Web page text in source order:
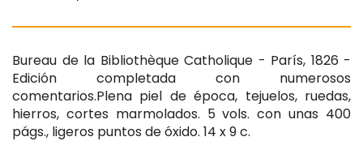
Bureau de la Bibliothèque Catholique - París, 1826 -
Edición completada con numerosos
comentarios.Plena piel de época, tejuelos, ruedas,
hierros, cortes marmolados. 5 vols. con unas 400
págs., ligeros puntos de óxido. 14 x 9 c.